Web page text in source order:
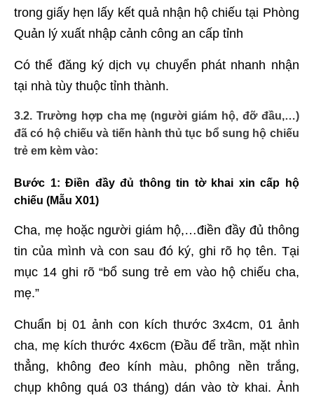
trong giấy hẹn lấy kết quả nhận hộ chiếu tại Phòng
Quản lý xuất nhập cảnh công an cấp tỉnh
Có thể đăng ký dịch vụ chuyển phát nhanh nhận
tại nhà tùy thuộc tỉnh thành.
3.2. Trường hợp cha mẹ (người giám hộ, đỡ đầu,…)
đã có hộ chiếu và tiến hành thủ tục bổ sung hộ chiếu
trẻ em kèm vào:
Bước 1: Điền đầy đủ thông tin tờ khai xin cấp hộ
chiếu (Mẫu X01)
Cha, mẹ hoặc người giám hộ,…điền đầy đủ thông
tin của mình và con sau đó ký, ghi rõ họ tên. Tại
mục 14 ghi rõ “bổ sung trẻ em vào hộ chiếu cha,
mẹ.”
Chuẩn bị 01 ảnh con kích thước 3x4cm, 01 ảnh
cha, mẹ kích thước 4x6cm (Đầu để trần, mặt nhìn
thẳng, không đeo kính màu, phông nền trắng,
chụp không quá 03 tháng) dán vào tờ khai. Ảnh